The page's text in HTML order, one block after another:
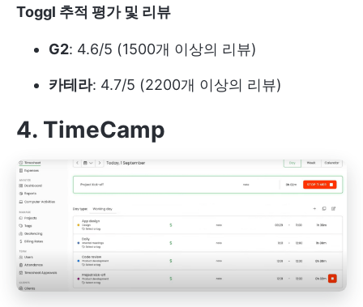
Toggl 추적 평가 및 리뷰
G2: 4.6/5 (1500개 이상의 리뷰)
카테라: 4.7/5 (2200개 이상의 리뷰)
4. TimeCamp